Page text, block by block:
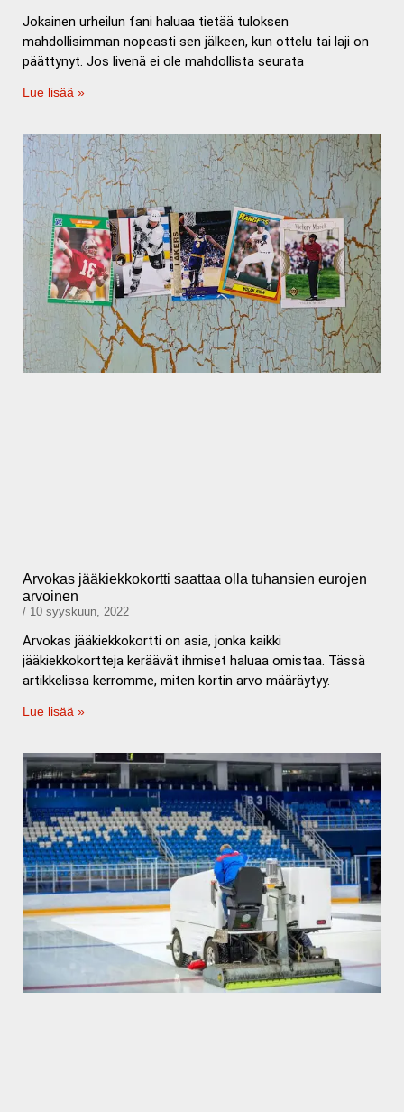
Jokainen urheilun fani haluaa tietää tuloksen
mahdollisimman nopeasti sen jälkeen, kun ottelu tai laji on
päättynyt. Jos livenä ei ole mahdollista seurata
Lue lisää »
Arvokas jääkiekkokortti saattaa olla tuhansien eurojen
arvoinen
10 syyskuun, 2022
Arvokas jääkiekkokortti on asia, jonka kaikki
jääkiekkokortteja keräävät ihmiset haluaa omistaa. Tässä
artikkelissa kerromme, miten kortin arvo määräytyy.
Lue lisää »